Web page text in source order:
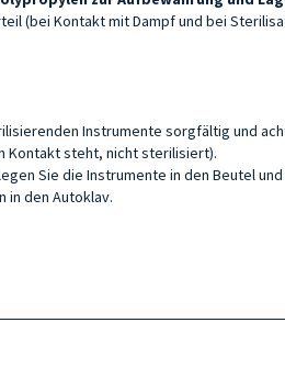
(bei Kontakt mit Dampf und bei
Instrumente sorgfältig und
Kontakt steht, nicht sterilisiert).
Sie die Instrumente in den Beutel
in den Autoklav.